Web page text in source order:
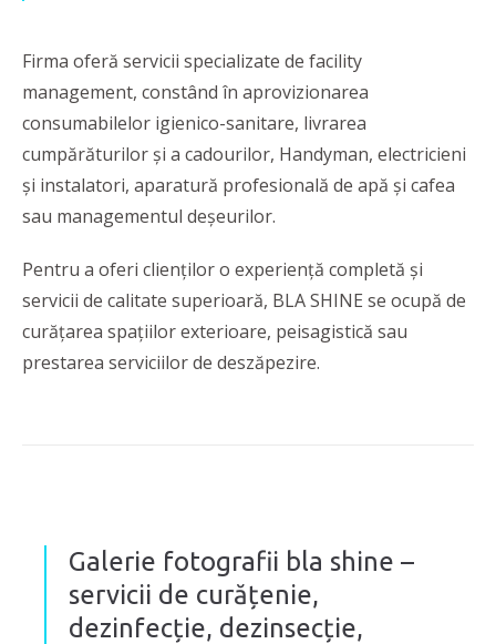
Firma oferă servicii specializate de facility
management, constând în aprovizionarea
consumabilelor igienico-sanitare, livrarea
cumpărăturilor și a cadourilor, Handyman, electricieni
și instalatori, aparatură profesională de apă și cafea
sau managementul deșeurilor.
Pentru a oferi clienților o experiență completă și
servicii de calitate superioară, BLA SHINE se ocupă de
curățarea spațiilor exterioare, peisagistică sau
prestarea serviciilor de deszăpezire.
Galerie fotografii bla shine –
servicii de curățenie,
dezinfecție, dezinsecție,